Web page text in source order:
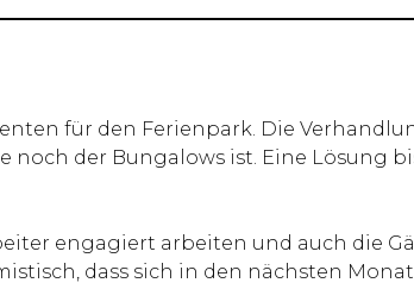
für den Ferienpark. Die
der Bungalows ist. Eine Lösung
engagiert arbeiten und auch die
dass sich in den nächsten